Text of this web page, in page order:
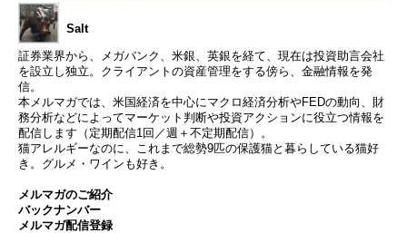
Salt
証券業界から、メガバンク、米銀、英銀を経て、現在は投資助言会社
を設立し独立。クライアントの資産管理をする傍ら、金融情報を発
信。
本メルマガでは、米国経済を中心にマクロ経済分析やFEDの動向、財
務分析などによってマーケット判断や投資アクションに役立つ情報を
配信します（定期配信1回／週＋不定期配信）。
猫アレルギーなのに、これまで総勢9匹の保護猫と暮らしている猫好
き。グルメ・ワインも好き。
メルマガのご紹介
バックナンバー
メルマガ配信登録